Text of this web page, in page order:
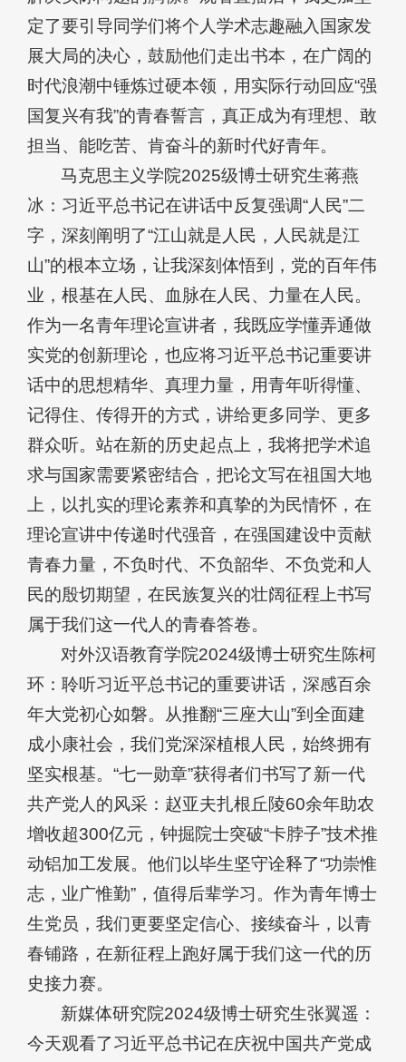
定了要引导同学们将个人学术志趣融入国家发
展大局的决心，鼓励他们走出书本，在广阔的
时代浪潮中锤炼过硬本领，用实际行动回应“强
国复兴有我”的青春誓言，真正成为有理想、敢
担当、能吃苦、肯奋斗的新时代好青年。
马克思主义学院2025级博士研究生蒋燕
冰：习近平总书记在讲话中反复强调“人民”二
字，深刻阐明了“江山就是人民，人民就是江
山”的根本立场，让我深刻体悟到，党的百年伟
业，根基在人民、血脉在人民、力量在人民。
作为一名青年理论宣讲者，我既应学懂弄通做
实党的创新理论，也应将习近平总书记重要讲
话中的思想精华、真理力量，用青年听得懂、
记得住、传得开的方式，讲给更多同学、更多
群众听。站在新的历史起点上，我将把学术追
求与国家需要紧密结合，把论文写在祖国大地
上，以扎实的理论素养和真挚的为民情怀，在
理论宣讲中传递时代强音，在强国建设中贡献
青春力量，不负时代、不负韶华、不负党和人
民的殷切期望，在民族复兴的壮阔征程上书写
属于我们这一代人的青春答卷。
对外汉语教育学院2024级博士研究生陈柯
环：聆听习近平总书记的重要讲话，深感百余
年大党初心如磐。从推翻“三座大山”到全面建
成小康社会，我们党深深植根人民，始终拥有
坚实根基。“七一勋章”获得者们书写了新一代
共产党人的风采：赵亚夫扎根丘陵60余年助农
增收超300亿元，钟掘院士突破“卡脖子”技术推
动铝加工发展。他们以毕生坚守诠释了“功崇惟
志，业广惟勤”，值得后辈学习。作为青年博士
生党员，我们更要坚定信心、接续奋斗，以青
春铺路，在新征程上跑好属于我们这一代的历
史接力赛。
新媒体研究院2024级博士研究生张翼遥：
今天观看了习近平总书记在庆祝中国共产党成